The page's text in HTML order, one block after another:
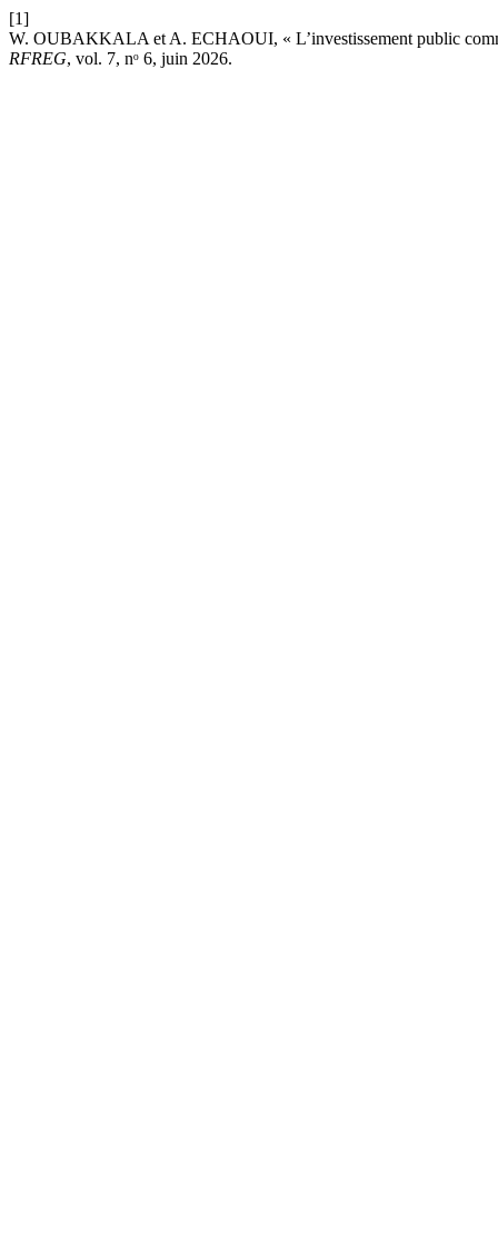
[1]
W. OUBAKKALA et A. ECHAOUI, « L’investissement public
RFREG, vol. 7, nᵒ 6, juin 2026.